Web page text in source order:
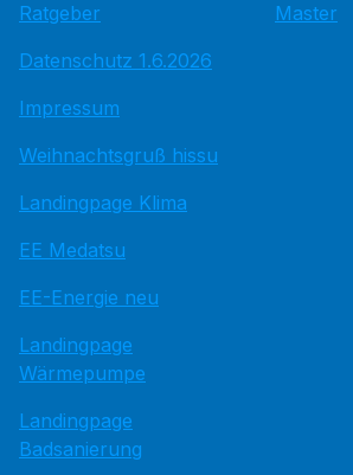
Ratgeber
Datenschutz 1.6.2026
Impressum
Weihnachtsgruß hissu
Landingpage Klima
EE Medatsu
EE-Energie neu
Landingpage
Wärmepumpe
Landingpage
Badsanierung
Master